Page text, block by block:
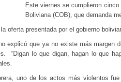
Este viernes se cumplieron
Boliviana (COB), que demanda
oferta presentada por el gobierno
explicó que ya no existe más margen
“Digan lo que digan, hagan lo que
uno de los actos más violentos